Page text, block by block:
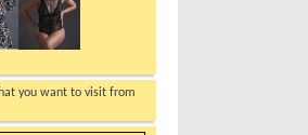
you want to visit from